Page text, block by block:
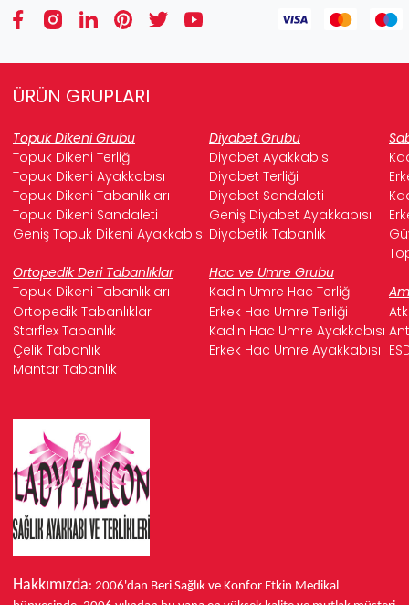
ÜRÜN GRUPLARI
Topuk Dikeni Grubu Diyabet Grubu
Topuk Dikeni Terliği
Diyabet Ayakkabısı
Topuk Dikeni Ayakkabısı
Diyabet Terliği
Topuk Dikeni Tabanlıkları
Diyabet Sandaleti
Topuk Dikeni Sandaleti
Geniş Diyabet Ayakkabısı
Geniş Topuk Dikeni Ayakkabısı Diyabetik Tabanlık
Ortopedik Deri Tabanlıklar
Hac ve Umre Grubu
Topuk Dikeni Tabanlıkları
Kadın Umre Hac Terliği
Ortopedik Tabanlıklar
Erkek Hac Umre Terliği
Starflex Tabanlık
Kadın Hac Umre Ayakkabısı
Çelik Tabanlık
Erkek Hac Umre Ayakkabısı
Mantar Tabanlık
Hakkımızda: 2006'dan Beri Sağlık ve Konfor Etkin Medikal